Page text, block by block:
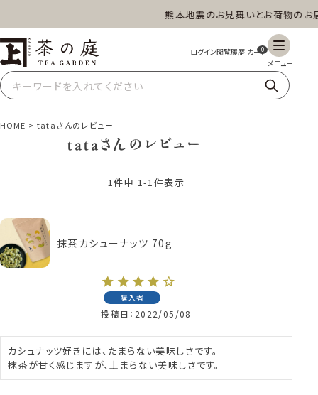
熊本地震のお見舞いとお荷物のお
茶の庭オンラインショップ 0
ギフト 特上高級茶 深蒸し茶 水出し茶
雑貨 業務用
HOME tataさんのレビュー
tataさんのレビュー
1件中 1-1件表示
抹茶カシューナッツ 70g
購入者
投稿日 2022/05/08
カシュナッツ好きには、たまらない美味しさです。
抹茶が甘く感じますが、止まらない美味しさです。